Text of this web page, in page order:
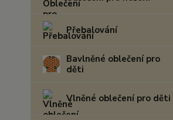
Přebalování
Bavlněné oblečení pro
děti
Vlněné oblečení pro děti